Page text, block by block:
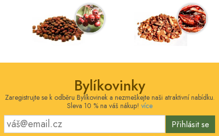
Bylíkovinky
Zaregistrujte se k odběru Bylíkovinek a nezmeškejte naši atraktivní nabídku.
Sleva 10 % na váš nákup! více
Přihlásit se